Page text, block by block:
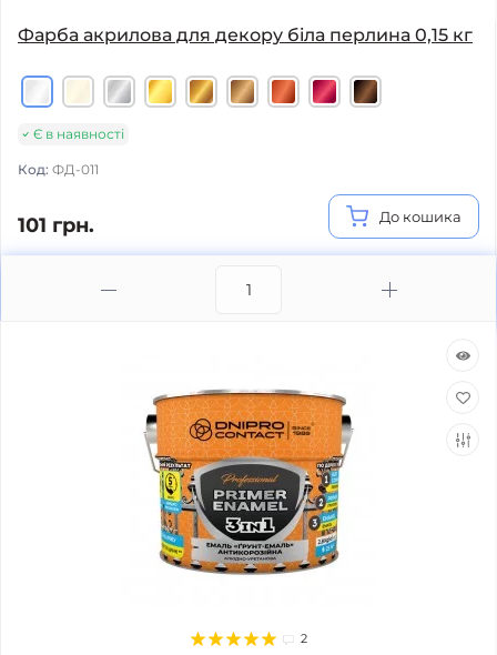
Фарба акрилова для декору бiла перлина 0,15 кг
Є в наявності
Код: ФД-011
101 грн. До кошика
2